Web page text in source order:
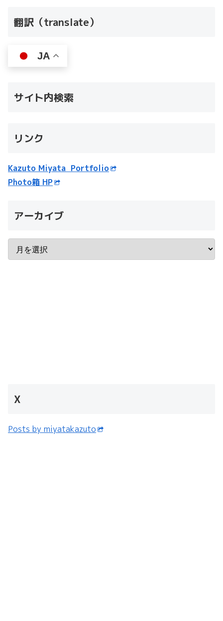
翻訳（translate）
JA
サイト内検索
リンク
Kazuto Miyata Portfolio
Photo箱 HP
アーカイブ
X
Posts by miyatakazuto